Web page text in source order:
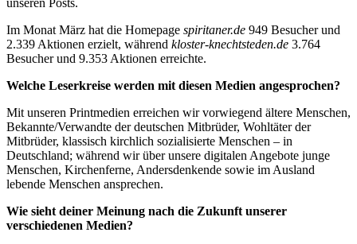
unseren Posts.
Im Monat März hat die Homepage spiritaner.de 949 Besucher und
2.339 Aktionen erzielt, während kloster-knechtsteden.de 3.764
Besucher und 9.353 Aktionen erreichte.
Welche Leserkreise werden mit diesen Medien angesprochen?
Mit unseren Printmedien erreichen wir vorwiegend ältere Menschen,
Bekannte/Verwandte der deutschen Mitbrüder, Wohltäter der
Mitbrüder, klassisch kirchlich sozialisierte Menschen – in
Deutschland; während wir über unsere digitalen Angebote junge
Menschen, Kirchenferne, Andersdenkende sowie im Ausland
lebende Menschen ansprechen.
Wie sieht deiner Meinung nach die Zukunft unserer
verschiedenen Medien?